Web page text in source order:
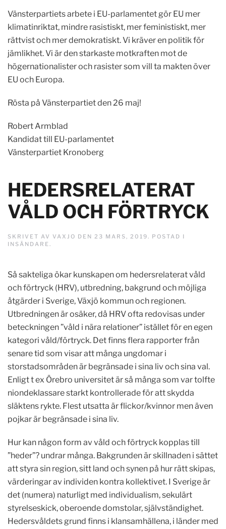
Vänsterpartiets arbete i EU-parlamentet gör EU mer
klimatinriktat, mindre rasistiskt, mer feministiskt, mer
rättvist och mer demokratiskt. Vi kräver en politik för
jämlikhet. Vi är den starkaste motkraften mot de
högernationalister och rasister som vill ta makten över
EU och Europa.
Rösta på Vänsterpartiet den 26 maj!
Robert Armblad
Kandidat till EU-parlamentet
Vänsterpartiet Kronoberg
HEDERSRELATERAT
VÅLD OCH FÖRTRYCK
SKRIVET AV VAXJO DEN 23 MARS, 2019. POSTAD I
INSÄNDARE.
Så sakteliga ökar kunskapen om hedersrelaterat våld
och förtryck (HRV), utbredning, bakgrund och möjliga
åtgärder i Sverige, Växjö kommun och regionen.
Utbredningen är osäker, då HRV ofta redovisas under
beteckningen ”våld i nära relationer” istället för en egen
kategori våld/förtryck. Det finns flera rapporter från
senare tid som visar att många ungdomar i
storstadsområden är begränsade i sina liv och sina val.
Enligt t ex Örebro universitet är så många som var tolfte
niondeklassare starkt kontrollerade för att skydda
släktens rykte. Flest utsatta är flickor/kvinnor men även
pojkarär begränsade i sina liv.
Hur kan någon form av våld och förtryck kopplas till
”heder”? undrar många. Bakgrunden är skillnaden i sättet
att styra sin region, sitt land och synen på hur rätt skipas,
värderingar av individen kontra kollektivet. I Sverige är
det (numera) naturligt med individualism, sekulärt
styrelseskick, oberoende domstolar, självständighet.
Hedersvåldets grund finns i klansamhällena, i länder med